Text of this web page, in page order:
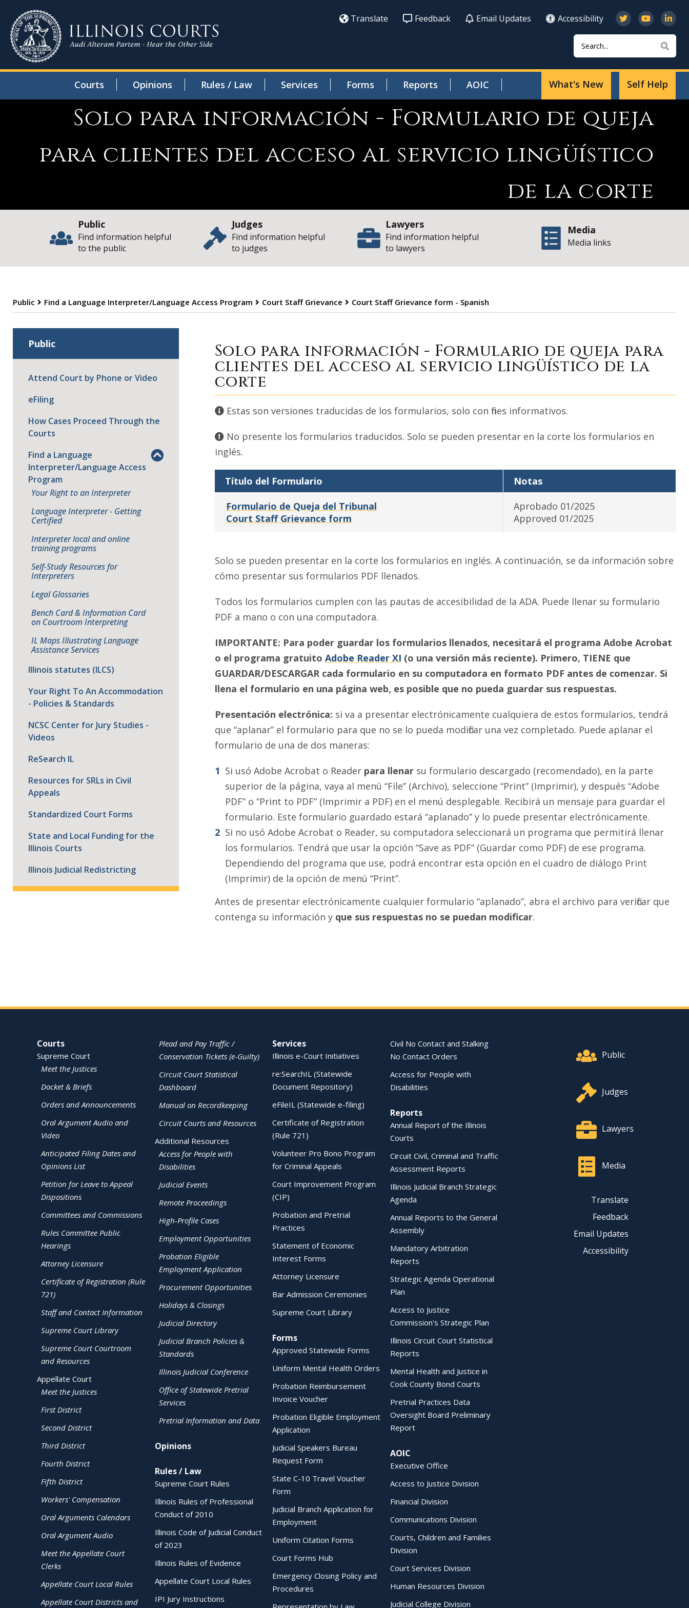
Translate Feedback Email Updates
Accessibility
Search
Courts Opinions Rules / Law Services Forms Reports AOIC Self Help
What's New
Solo para información - Formulario de queja
para clientes del acceso al servicio lingüístico
de la corte
Public
Find information helpful
to the public
Judges
Find information helpful
to judges
Lawyers
Find information helpful
to lawyers
Media
Media links
Public Find a Language Interpreter/Language Access Program Court Staff Grievance Court Staff Grievance form - Spanish
Solo para información -
Solo para información - Formulario de queja para
clientes del acceso al servicio lingüístico de la
corte
Estas son versiones traducidas de los formularios, solo con fines informativos.
No presente los formularios traducidos. Solo se pueden presentar en la corte los formularios en
inglés.
Título del Formulario Notas
Formulario de Queja del Tribunal
Court Staff Grievance form
Aprobado 01/2025
Approved 01/2025
Solo se pueden presentar en la corte los formularios en inglés. A continuación, se da información sobre
cómo presentar sus formularios PDF llenados.
Todos los formularios cumplen con las pautas de accesibilidad de la ADA. Puede llenar su formulario
PDF a mano o con una computadora.
IMPORTANTE: Para poder guardar los formularios llenados, necesitará el programa Adobe Acrobat
o el programa gratuito Adobe Reader XI (o una versión más reciente). Primero, TIENE que
GUARDAR/DESCARGAR cada formulario en su computadora en formato PDF antes de comenzar. Si
llena el formulario en una página web, es posible que no pueda guardar sus respuestas.
Presentación electrónica: si va a presentar electrónicamente cualquiera de estos formularios, tendrá
que “aplanar” el formulario para que no se lo pueda modificar una vez completado. Puede aplanar el
formulario de una de dos maneras:
Si usó Adobe Acrobat o Reader para llenarsu formulario descargado (recomendado), en la parte
superior de la página, vaya al menú “File” (Archivo), seleccione “Print” (Imprimir), y después “Adobe
PDF” o “Print to PDF” (Imprimir a PDF) en el menú desplegable. Recibirá un mensaje para guardar el
formulario. Este formulario guardado estará “aplanado” y lo puede presentar electrónicamente.
Si no usó Adobe Acrobat o Reader, su computadora seleccionará un programa que permitirá llenar
los formularios. Tendrá que usar la opción “Save as PDF” (Guardar como PDF) de ese programa.
Dependiendo del programa que use, podrá encontrar esta opción en el cuadro de diálogo Print
(Imprimir) de la opción de menú “Print”.
Antes de presentar electrónicamente cualquier formulario “aplanado”, abra el archivo para verificar que
contenga su información y que sus respuestas no se puedan modificar.
Public
Attend Court by Phone or Video
eFiling
How Cases Proceed Through the
Courts
Find a Language
Interpreter/Language Access
Program
Your Right to an Interpreter
Language Interpreter - Getting
Certified
Interpreter local and online
training programs
Self-Study Resources for
Interpreters
Legal Glossaries
Bench Card & Information Card
on Courtroom Interpreting
IL Maps Illustrating Language
Assistance Services
Illinois statutes (ILCS)
Your Right To An Accommodation
- Policies & Standards
NCSC Center for Jury Studies -
Videos
ReSearch IL
Resources for SRLs in Civil
Appeals
Standardized Court Forms
State and Local Funding for the
Illinois Courts
Illinois Judicial Redistricting
Site Navigation
Courts
Supreme Court
Meet the Justices
Docket & Briefs
Orders and Announcements
Oral Argument Audio and
Video
Anticipated Filing Dates and
Opinions List
Petition for Leave to Appeal
Dispositions
Committees and Commissions
Rules Committee Public
Hearings
Attorney Licensure
Certificate of Registration (Rule
721)
Staff and Contact Information
Supreme Court Library
Supreme Court Courtroom
and Resources
Appellate Court
Meet the Justices
First District
Second District
Third District
Fourth District
Fifth District
Workers' Compensation
Oral Arguments Calendars
Oral Argument Audio
Meet the Appellate Court
Clerks
Appellate Court Local Rules
Appellate Court Districts and
Plead and Pay Traffic /
Conservation Tickets (e-Guilty)
Circuit Court Statistical
Dashboard
Manual on Recordkeeping
Circuit Courts and Resources
Additional Resources
Access for People with
Disabilities
Judicial Events
Remote Proceedings
High-Profile Cases
Employment Opportunities
Probation Eligible
Employment Application
Procurement Opportunities
Holidays & Closings
Judicial Directory
Judicial Branch Policies &
Standards
Illinois Judicial Conference
Office of Statewide Pretrial
Services
Pretrial Information and Data
Opinions
Rules / Law
Supreme Court Rules
Illinois Rules of Professional
Conduct of 2010
Illinois Code of Judicial Conduct
of 2023
Illinois Rules of Evidence
Appellate Court Local Rules
IPI Jury Instructions
Services
Illinois e-Court Initiatives
re:SearchIL (Statewide
Document Repository)
eFileIL (Statewide e-filing)
Certificate of Registration
(Rule 721)
Volunteer Pro Bono Program
for Criminal Appeals
Court Improvement Program
(CIP)
Probation and Pretrial
Practices
Statement of Economic
Interest Forms
Attorney Licensure
Bar Admission Ceremonies
Supreme Court Library
Forms
Approved Statewide Forms
Uniform Mental Health Orders
Probation Reimbursement
Invoice Voucher
Probation Eligible Employment
Application
Judicial Speakers Bureau
Request Form
State C-10 Travel Voucher
Form
Judicial Branch Application for
Employment
Uniform Citation Forms
Court Forms Hub
Emergency Closing Policy and
Procedures
Civil No Contact and Stalking
No Contact Orders
Access for People with
Disabilities
Reports
Annual Report of the Illinois
Courts
Circuit Civil, Criminal and Traffic
Assessment Reports
Illinois Judicial Branch Strategic
Agenda
Annual Reports to the General
Assembly
Mandatory Arbitration
Reports
Strategic Agenda Operational
Plan
Access to Justice
Commission's Strategic Plan
Illinois Circuit Court Statistical
Reports
Mental Health and Justice in
Cook County Bond Courts
Pretrial Practices Data
Oversight Board Preliminary
Report
AOIC
Executive Office
Access to Justice Division
Financial Division
Communications Division
Courts, Children and Families
Division
Court Services Division
Human Resources Division
Judicial College Division
Public
Judges
Lawyers
Media
Translate
Feedback
Email Updates
Accessibility